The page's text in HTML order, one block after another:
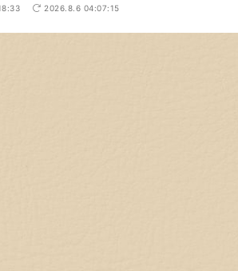
2026.8.6 04:07:15